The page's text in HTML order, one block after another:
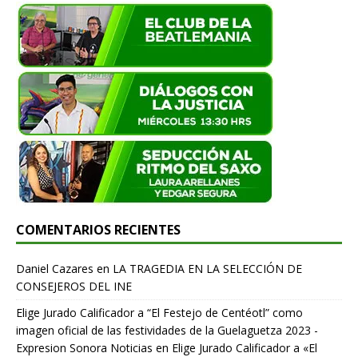
COMENTARIOS RECIENTES
Daniel Cazares en LA TRAGEDIA EN LA SELECCIÓN DE
CONSEJEROS DEL INE
Elige Jurado Calificador a “El Festejo de Centéotl” como
imagen oficial de las festividades de la Guelaguetza 2023 -
Expresion Sonora Noticias en Elige Jurado Calificador a «El